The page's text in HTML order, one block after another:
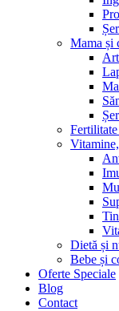
Mama și
Dietă și
Bebe și
Oferte Speciale
Blog
Contact